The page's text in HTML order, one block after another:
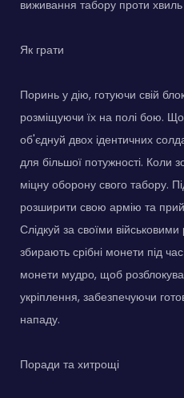
виживання табору проти
Як грати
Поринь у дію, готуючи свій
розміщуючи їх на полі бою.
об'єднуй двох ідентичних
для більшої потужності. Коли
міцну оборону свого табору.
розширити свою армію та
Слідкуй за своїми
збирають срібні монети під
монети мудро, щоб
укріплення, забезпечуючи
нападу.
Поради та хитрощі